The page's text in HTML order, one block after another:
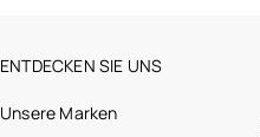
ENTDECKEN SIE UNS
Unsere Marken